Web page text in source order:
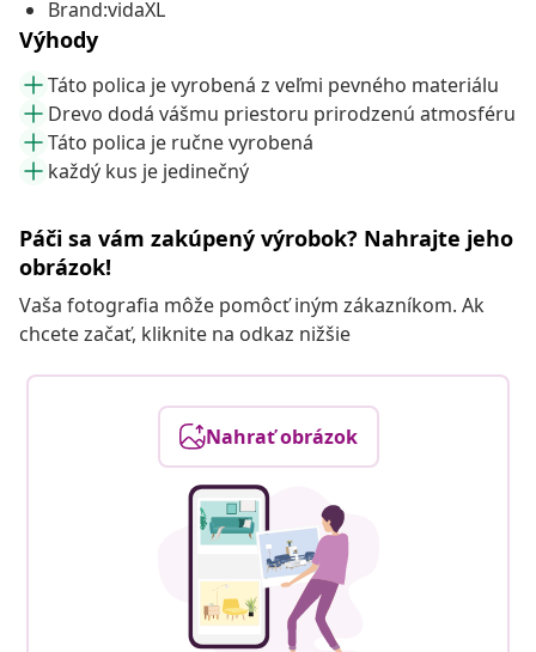
Brand:vidaXL
Výhody
Táto polica je vyrobená z veľmi pevného materiálu
Drevo dodá vášmu priestoru prirodzenú atmosféru
Táto polica je ručne vyrobená
každý kus je jedinečný
Páči sa vám zakúpený výrobok? Nahrajte jeho
obrázok!
Vaša fotografia môže pomôcť iným zákazníkom. Ak
chcete začať, kliknite na odkaz nižšie
Nahrať obrázok